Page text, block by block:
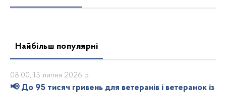
Найбільш популярні
📢 До 95 тисяч гривень для ветеранів і ветеранок із
08:00, 13 липня 2026 р.